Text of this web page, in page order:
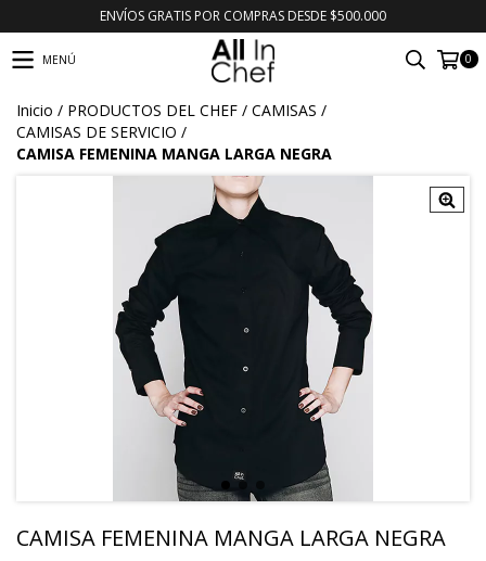
ENVÍOS GRATIS POR COMPRAS DESDE $500.000
MENÚ 0
Inicio / PRODUCTOS DEL CHEF / CAMISAS /
CAMISAS DE SERVICIO /
CAMISA FEMENINA MANGA LARGA NEGRA
CAMISA FEMENINA MANGA LARGA NEGRA